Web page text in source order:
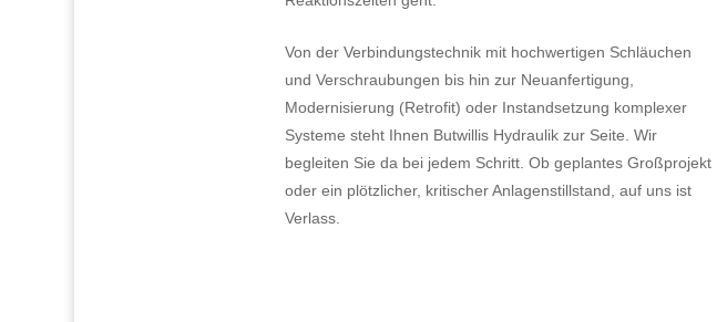
Von der Verbindungstechnik mit hochwertigen Schläuchen
und Verschraubungen bis hin zur Neuanfertigung,
Modernisierung (Retrofit) oder Instandsetzung komplexer
Systeme steht Ihnen Butwillis Hydraulik zur Seite. Wir
begleiten Sie da bei jedem Schritt. Ob geplantes Großprojekt
oder ein plötzlicher, kritischer Anlagenstillstand, auf uns ist
Verlass.